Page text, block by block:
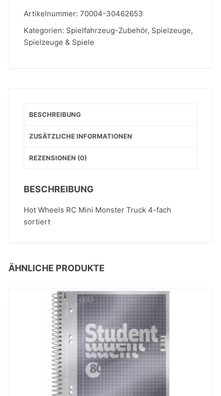
Artikelnummer:70004-30462653
Kategorien: Spielfahrzeug-Zubehör, Spielzeuge,
Spielzeuge & Spiele
BESCHREIBUNG
ZUSÄTZLICHE INFORMATIONEN
REZENSIONEN (0)
BESCHREIBUNG
Hot Wheels RC Mini Monster Truck 4-fach
sortiert
ÄHNLICHE PRODUKTE